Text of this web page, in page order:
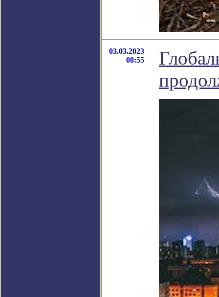
03.03.2023
08:55